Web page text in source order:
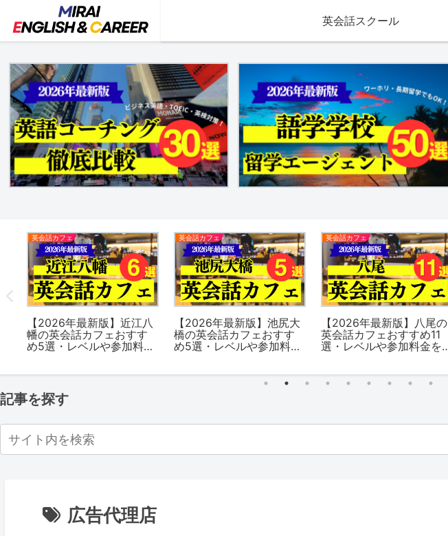
英会話スクール
英会話カフェ
【2026年最新版】上野の
英会話カフェおすすめ6
選・レベルや参加料金を
英会話カフェ
【2026年最新版】厚木の
英会話カフェおすすめ5
選・レベルや参加料金を
英会話カフェ
【2026年最新版】福島の
英会話カフェおすすめ6
選・レベルや参加料金を
記事を探す
広告代理店